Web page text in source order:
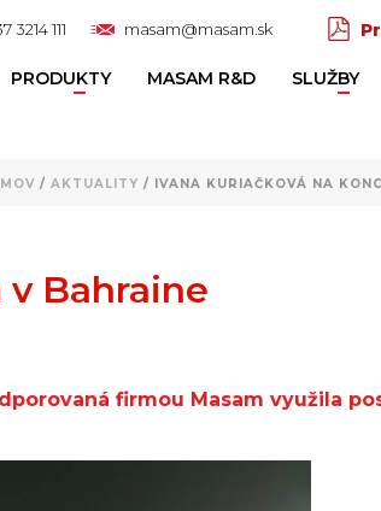
3214 111 masam@masam.sk
PRODUKTY MASAM R&D SLUŽBY
/ AKTUALITY / IVANA KURIAČKOVÁ NA
Bahraine
firmou Masam využila